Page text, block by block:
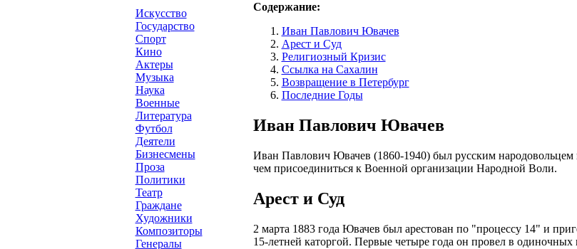
Искусство
Государство
Спорт
Кино
Актеры
Музыка
Наука
Военные
Литература
Футбол
Деятели
Бизнесмены
Проза
Политики
Театр
Граждане
Художники
Композиторы
Генералы
Содержание:
Иван Павлович Ювачев
Арест и Суд
Религиозный Кризис
Ссылка на Сахалин
Возвращение в Петербург
Последние Годы
Иван Павлович Ювачев
Иван Павлович Ювачев (1860-1940) был русским
чем присоединиться к Военной организации Народной Воли.
Арест и Суд
2 марта 1883 года Ювачев был арестован по "процессу 14" и
15-летней каторгой. Первые четыре года он провел в